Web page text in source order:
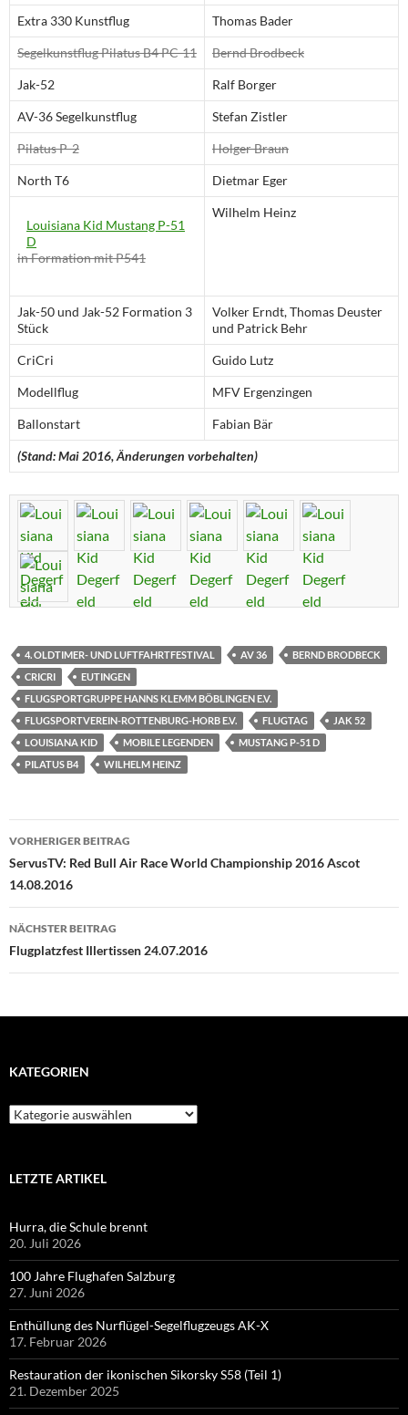
(Stand: Mai 2016, Änderungen vorbehalten)
Extra 330 Kunstflug Thomas Bader
Segelkunstflug Pilatus B4 PC-11 Bernd Brodbeck
Jak-52 Ralf Borger
AV-36 Segelkunstflug Stefan Zistler
Pilatus P-2 Holger Braun
North T6 Dietmar Eger
Louisiana Kid Mustang P-51
D
in Formation mit P541
Wilhelm Heinz
Jak-50 und Jak-52 Formation 3
Stück
Volker Erndt, Thomas Deuster
und Patrick Behr
CriCri Guido Lutz
Modellflug MFV Ergenzingen
Ballonstart Fabian Bär
4. OLDTIMER- UND LUFTFAHRTFESTIVAL AV 36
BERND BRODBECK
CRICRI
EUTINGEN
FLUGSPORTGRUPPE HANNS KLEMM BÖBLINGEN E.V.
FLUGSPORTVEREIN-ROTTENBURG-HORB E.V.
FLUGTAG
JAK 52
LOUISIANA KID
MOBILE LEGENDEN
MUSTANG P-51 D
PILATUS B4
WILHELM HEINZ
Beitragsnavigation
VORHERIGER BEITRAG
ServusTV: Red Bull Air Race World Championship 2016 Ascot
14.08.2016
NÄCHSTER BEITRAG
Flugplatzfest Illertissen 24.07.2016
KATEGORIEN
Kategorien
LETZTE ARTIKEL
Hurra, die Schule brennt
20. Juli 2026
100 Jahre Flughafen Salzburg
27. Juni 2026
Enthüllung des Nurflügel-Segelflugzeugs AK-X
17. Februar 2026
Restauration der ikonischen Sikorsky S58 (Teil 1)
21. Dezember 2025